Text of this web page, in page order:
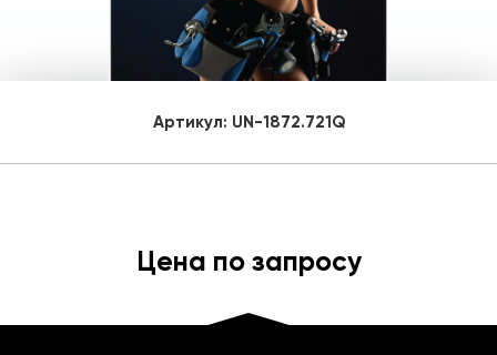
Артикул: UN-1872.721Q
Цена по запросу